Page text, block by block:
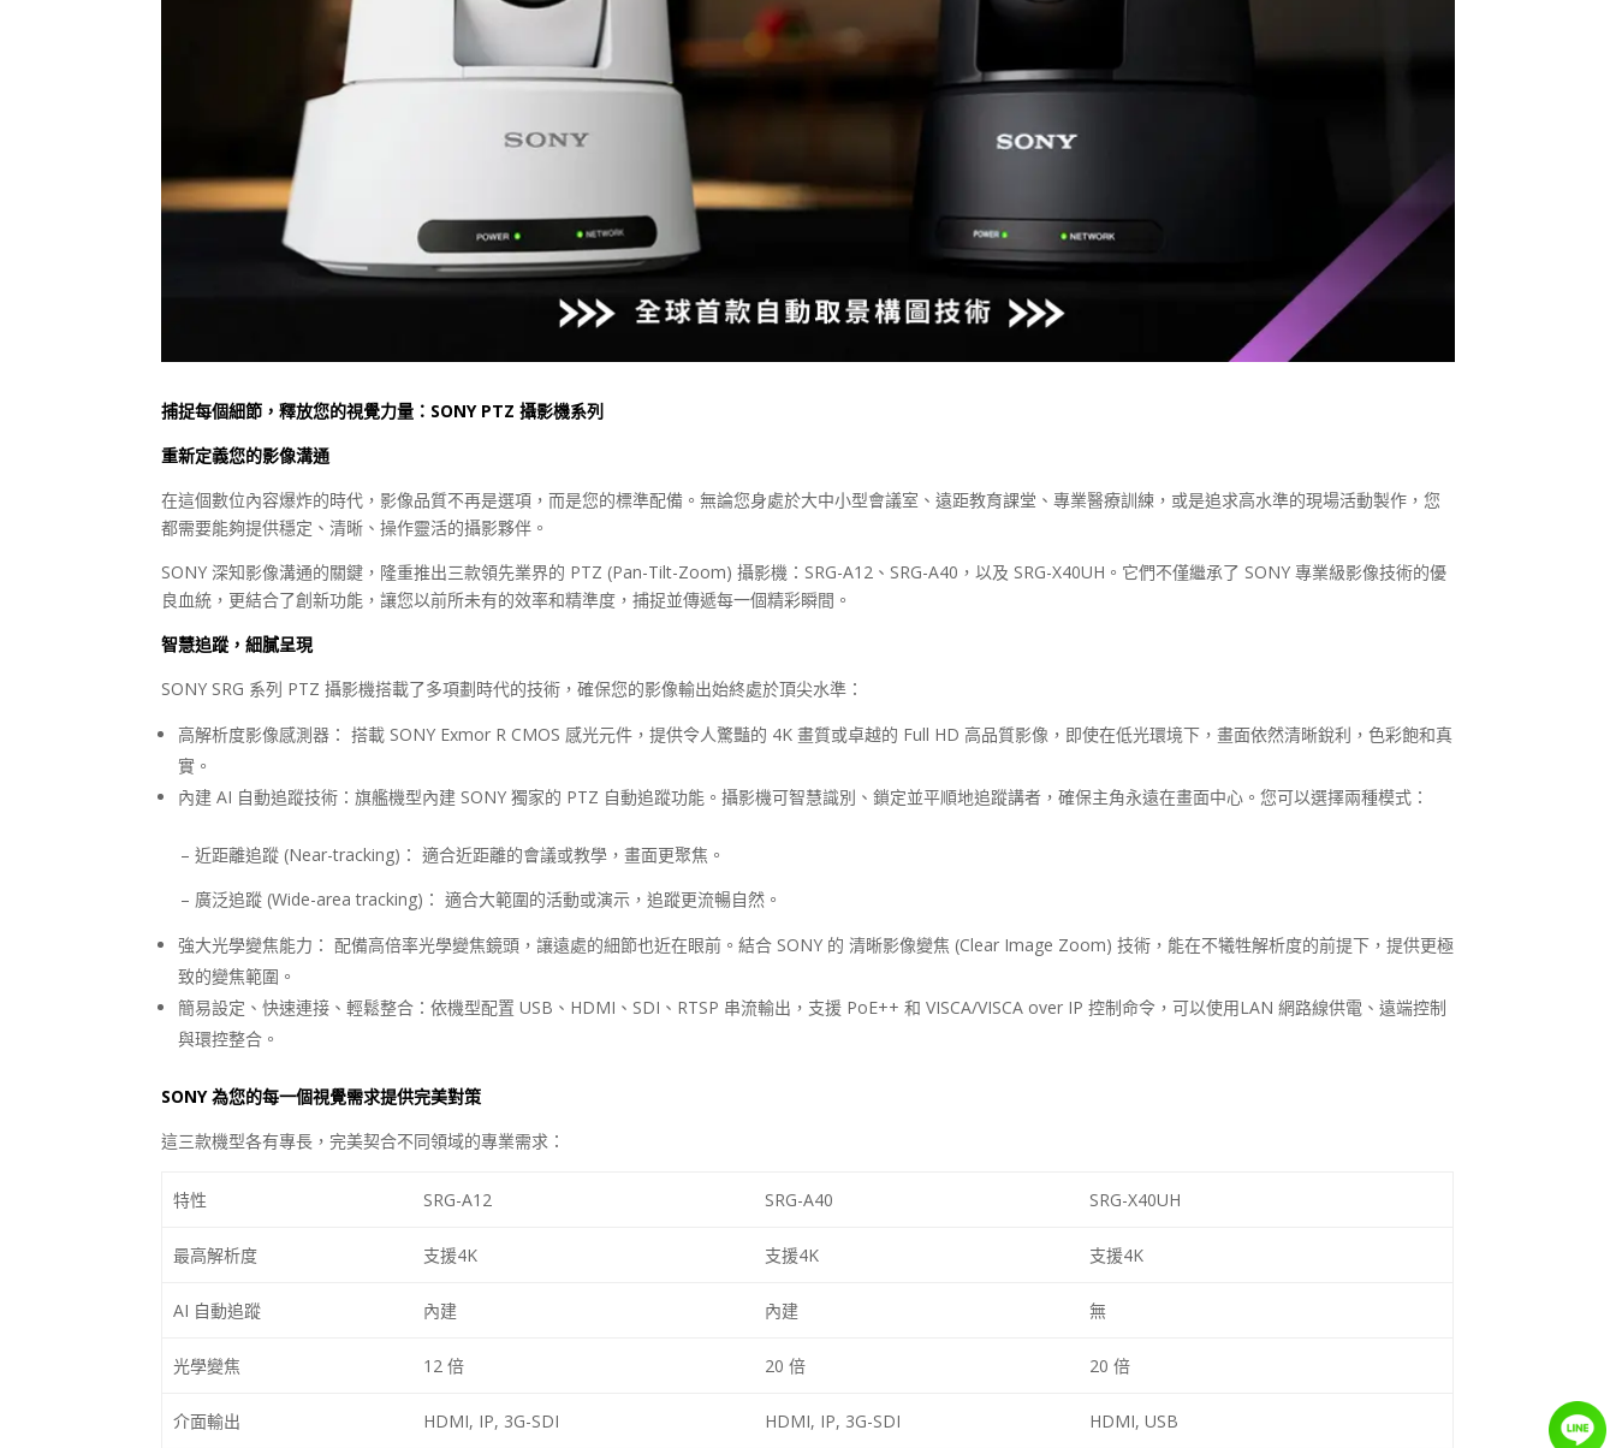
捕捉每個細節，釋放您的視覺力量：SONY PTZ 攝影機系列
重新定義您的影像溝通
在這個數位內容爆炸的時代，影像品質不再是選項，而是您的標準配備。無論您身處於大中小型會議室、遠距教育課堂、專業醫療訓練，或是追求高水準的現場活動製作，您
都需要能夠提供穩定、清晰、操作靈活的攝影夥伴。
SONY 深知影像溝通的關鍵，隆重推出三款領先業界的 PTZ (Pan-Tilt-Zoom)攝影機： SRG-A12 、 SRG-A40 ，以及 SRG-X40UH 。它們不僅繼承了 SONY專業級影像技術的優
良血統，更結合了創新功能，讓您以前所未有的效率和精準度，捕捉並傳遞每一個精彩瞬間。
智慧追蹤，細膩呈現
SONY SRG 系列 PTZ攝影機搭載了多項劃時代的技術，確保您的影像輸出始終處於頂尖水準：
高解析度影像感測器： 搭載 SONY Exmor R CMOS 感光元件，提供令人驚豔的 4K畫質或卓越的 Full HD高品質影像，即使在低光環境下，畫面依然清晰銳利，色彩飽和真
實。
內建 AI 自動追蹤技術：旗艦機型內建 SONY獨家的 PTZ 自動追蹤功能。攝影機可智慧識別、鎖定並平順地追蹤講者，確保主角永遠在畫面中心。您可以選擇兩種模式：
– 近距離追蹤 (Near-tracking)： 適合近距離的會議或教學，畫面更聚焦。
– 廣泛追蹤 (Wide-area tracking) ： 適合大範圍的活動或演示，追蹤更流暢自然。
強大光學變焦能力： 配備高倍率光學變焦鏡頭，讓遠處的細節也近在眼前。結合 SONY 的 清晰影像變焦 (Clear Image Zoom)技術，能在不犧牲解析度的前提下，提供更極
致的變焦範圍。
簡易設定、快速連接、輕鬆整合：依機型配置 USB 、 HDMI 、 SDI 、 RTSP 串流輸出，支援 PoE++和VISCA/VISCA over IP控制命令，可以使用LAN網路線供電、遠端控制
與環控整合。
SONY為您的每一個視覺需求提供完美對策
這三款機型各有專長，完美契合不同領域的專業需求：
特性 SRG-A12 SRG-A40 SRG-X40UH
最高解析度 支援4K 支援4K 支援4K
AI 自動追蹤 內建 內建 無
光學變焦 12 倍 20 倍 20 倍
介面輸出 HDMI, IP, 3G-SDI HDMI, IP, 3G-SDI HDMI, USB